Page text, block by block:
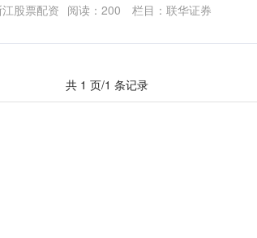
股票配资 阅读： 200 栏目： 联华证券
共 1 页/1 条记录